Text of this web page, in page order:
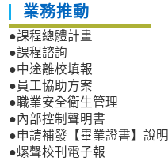
業務推動
●課程總體計畫
●課程諮詢
●中途離校填報
●員工協助方案
●職業安全衛生管理
●內部控制聲明書
●申請補發【畢業證書】說明
●螺聲校刊電子報